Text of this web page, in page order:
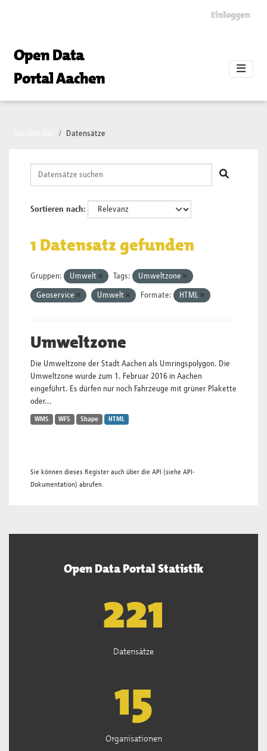
Einloggen
Open Data
Portal Aachen
Datensätze
Sortieren nach
1 Datensatz gefunden
Gruppen: Umwelt Tags: Umweltzone
Geoservice Umwelt Formate: HTML
Umweltzone
Die Umweltzone der Stadt Aachen als Umringspolygon. Die
Umweltzone wurde zum 1. Februar 2016 in Aachen
eingeführt. Es dürfen nur noch Fahrzeuge mit grüner Plakette
oder...
WMS WFS Shape HTML
Sie können dieses Register auch über die API (siehe API-
Dokumentation) abrufen.
Open Data Portal Statistik
222
Datensätze
15
Organisationen